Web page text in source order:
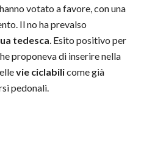
votato a favore, con una
Il no ha prevalso
tedesca. Esito positivo per
proponeva di inserire nella
vie ciclabilicome già
pedonali.